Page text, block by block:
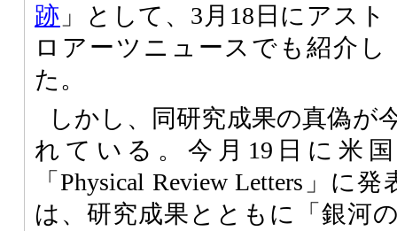
跡 」として、3月18日にアスト
ロアーツニュースでも紹介し
た。
しかし、同研究成果の真偽が
れている。今月19日に米
「Physical Review Letters」に
は、研究成果とともに「銀河